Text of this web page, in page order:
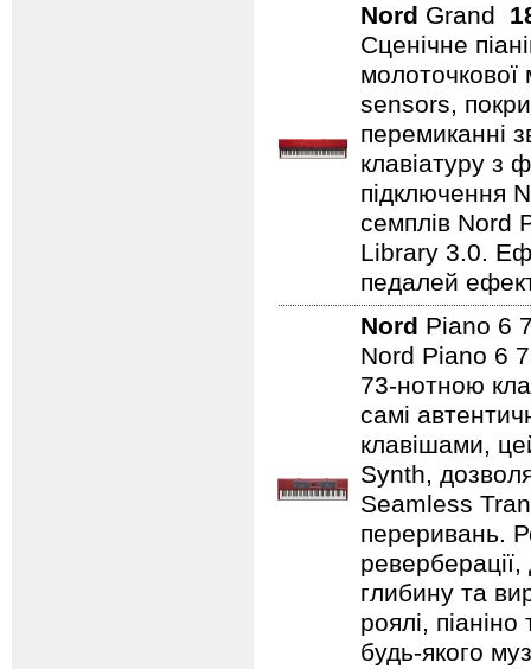
Nord Grand
Сценічне
sensors,
перемиканні
клавіатуру з
підключення
семплів Nord
Library 3.0.
педалей
Nord Piano 6
Nord Piano 6
73-нотною
самі
клавішами,
Synth,
Seamless
переривань.
глибину та
роялі,
будь-якого